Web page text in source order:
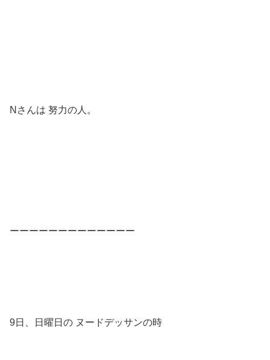
Nさんは 努力の人。
ーーーーーーーーーーーーー
9日、日曜日の ヌードデッサンの時